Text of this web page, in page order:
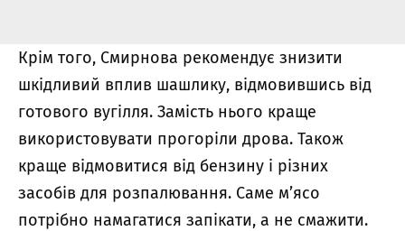
Крім того, Смирнова рекомендує знизити
шкідливий вплив шашлику, відмовившись від
готового вугілля. Замість нього краще
використовувати прогоріли дрова. Також
краще відмовитися від бензину і різних
засобів для розпалювання. Саме м’ясо
потрібно намагатися запікати, а не смажити.